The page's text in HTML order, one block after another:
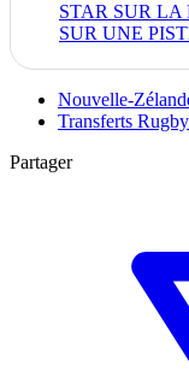
STAR SUR
SUR UNE
Nouvelle-
Transferts Rugby
Partager